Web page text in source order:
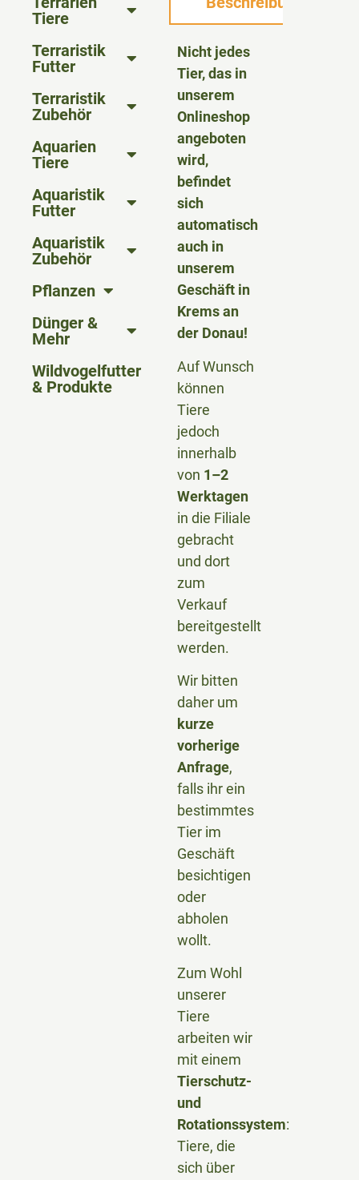
Tiere
Terraristik
Futter
Terraristik
Zubehör
Aquarien
Tiere
Aquaristik
Futter
Aquaristik
Zubehör
Pflanzen
Dünger &
Mehr
Wildvogelfutter
& Produkte
Nicht jedes
Tier, das in
unserem
Onlineshop
angeboten
wird,
befindet
sich
automatisch
auch in
unserem
Geschäft in
Krems an
der Donau!
Auf Wunsch
können
Tiere
jedoch
innerhalb
von 1–2
Werktagen
in die Filiale
gebracht
und dort
zum
Verkauf
bereitgestellt
werden.
Wir bitten
daher um
kurze
vorherige
Anfrage,
falls ihr ein
bestimmtes
Tier im
Geschäft
besichtigen
oder
abholen
wollt.
Zum Wohl
unserer
Tiere
arbeiten wir
mit einem
Tierschutz-
und
Rotationssystem:
Tiere, die
sich über